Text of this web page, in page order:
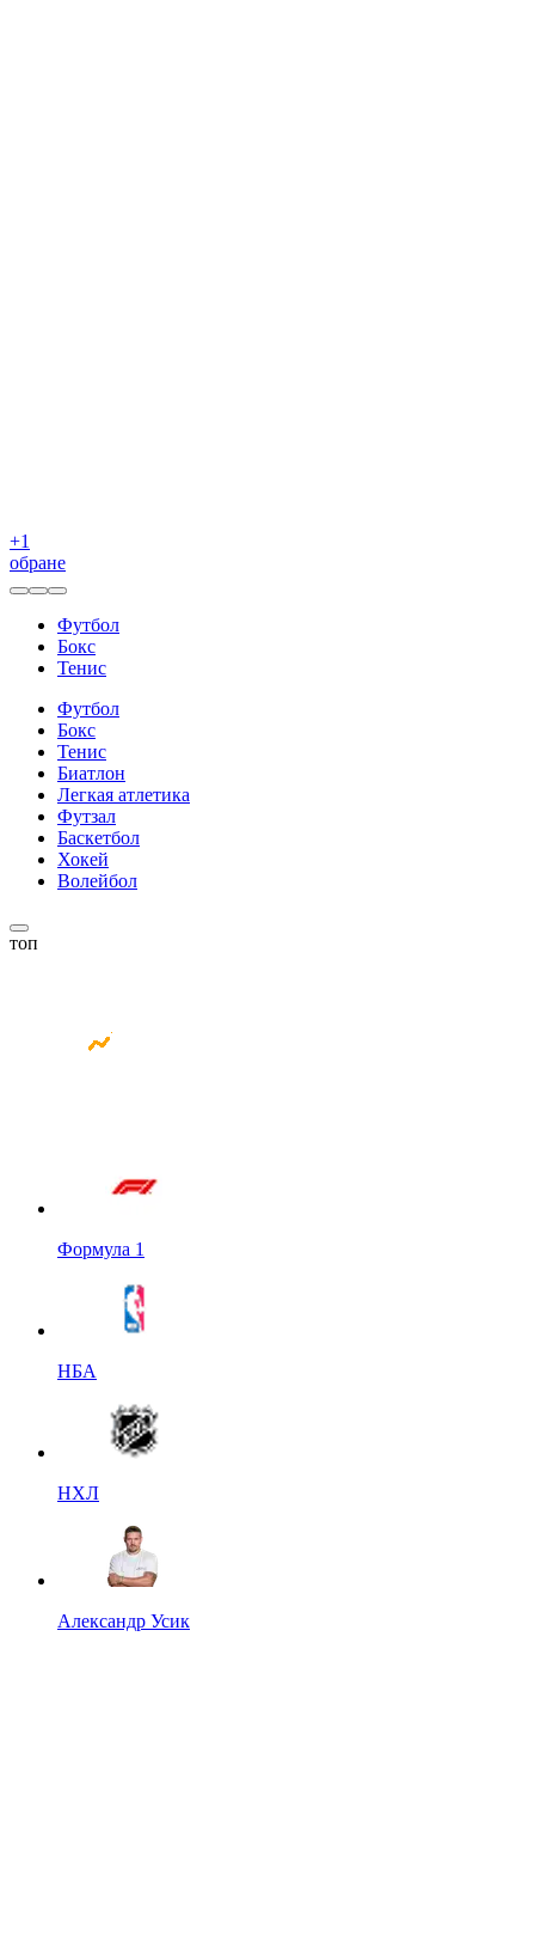
+1
обране
Футбол
Бокс
Тенис
Футбол
Бокс
Тенис
Биатлон
Легкая атлетика
Футзал
Баскетбол
Хокей
Волейбол
топ
Формула 1
НБА
НХЛ
Александр Усик